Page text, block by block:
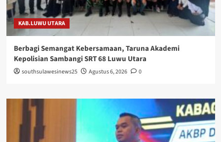
KAB.LUWU UTARA
Berbagi Semangat Kebersamaan, Taruna Akademi
Kepolisian Sambangi SRT 68 Luwu Utara
southsulawesinews25 Agustus 6, 2026 0